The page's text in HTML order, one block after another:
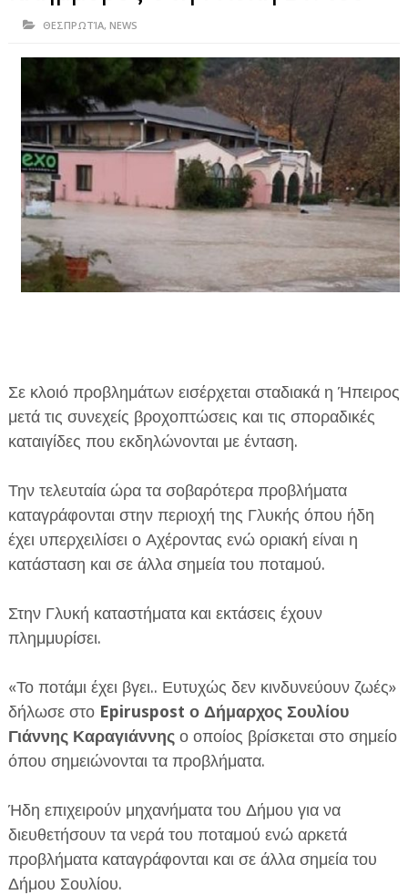
ΗΠΕΙΡΟΣ
ΙΩΑΝΝΙΝΑ
ΘΕΣΠΡΩΤΙΑ
ΙΟΝΙΑ ΝΗΣΙΑ
ΚΑΙ ΕΛΛΑΔΑ
ΥΓΕΙΑ-ΟΜΟΡΦΙΑ
ΔΙΕΘΝΗ
ΕΦΗΜΕΡΙΔΑ Η ΠΑΡΓΑ
ΘΕΣΠΡΩΤΊΑ, NEWS
Σε κλοιό προβλημάτων εισέρχεται σταδιακά η Ήπειρος
μετά τις συνεχείς βροχοπτώσεις και τις σποραδικές
καταιγίδες που εκδηλώνονται με ένταση.
Την τελευταία ώρα τα σοβαρότερα προβλήματα
καταγράφονται στην περιοχή της Γλυκής όπου ήδη
έχει υπερχειλίσει ο Αχέροντας ενώ οριακή είναι η
κατάσταση και σε άλλα σημεία του ποταμού.
Στην Γλυκή καταστήματα και εκτάσεις έχουν
πλημμυρίσει.
«Το ποτάμι έχει βγει.. Ευτυχώς δεν κινδυνεύουν ζωές»
δήλωσε στο Epiruspost ο Δήμαρχος Σουλίου
Γιάννης Καραγιάννηςο οποίος βρίσκεται στο σημείο
όπου σημειώνονται τα προβλήματα.
Ήδη επιχειρούν μηχανήματα του Δήμου για να
διευθετήσουν τα νερά του ποταμού ενώ αρκετά
προβλήματα καταγράφονται και σε άλλα σημεία του
Δήμου Σουλίου.